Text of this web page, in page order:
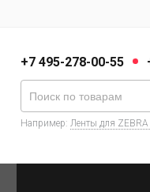
+7 495-278-00-55
Например: Ленты для